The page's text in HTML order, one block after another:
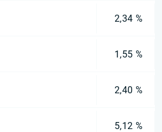
2,34 %
1,55 %
2,40 %
5,12 %